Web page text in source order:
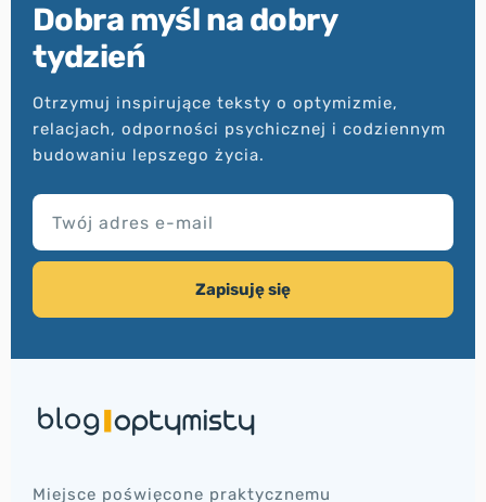
Dobra myśl na dobry
tydzień
Otrzymuj inspirujące teksty o optymizmie,
relacjach, odporności psychicznej i codziennym
budowaniu lepszego życia.
Zapisuję się
Miejsce poświęcone praktycznemu